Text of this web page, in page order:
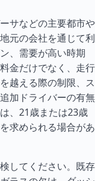
サなどの主要都市や
元の会社を通じて利
、需要が高い時期
金だけでなく、走行
越える際の制限、ス
加ドライバーの有無
、21歳または23歳
求められる場合があ
してください。既存